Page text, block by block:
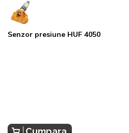
Senzor presiune HUF 4050